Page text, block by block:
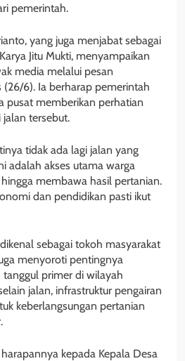
pemerintah.
yang juga menjabat sebagai
Jitu Mukti, menyampaikan
media melalui pesan
6). Ia berharap pemerintah
pusat memberikan perhatian
tersebut.
tidak ada lagi jalan yang
adalah akses utama warga
membawa hasil pertanian.
dan pendidikan pasti ikut
sebagai tokoh masyarakat
menyoroti pentingnya
primer di wilayah
jalan, infrastruktur pengairan
keberlangsungan pertanian
kepada Kepala Desa